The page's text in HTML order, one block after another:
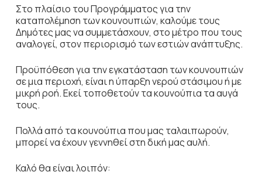
Στο πλαίσιο του Προγράμματος για την
καταπολέμηση των κουνουπιών, καλούμε τους
Δημότες μας να συμμετάσχουν, στο μέτρο που τους
αναλογεί, στον περιορισμό των εστιών ανάπτυξης.
Προϋπόθεση για την εγκατάσταση των κουνουπιών
σε μια περιοχή, είναι η ύπαρξη νερού στάσιμου ή με
μικρή ροή. Εκεί τοποθετούν τα κουνούπια τα αυγά
τους.
Πολλά από τα κουνούπια που μας ταλαιπωρούν,
μπορεί να έχουν γεννηθεί στη δική μας αυλή.
Καλό θα είναι λοιπόν: